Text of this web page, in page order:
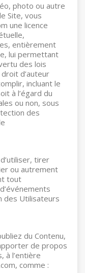
photo ou autre
Site, vous
une licence
entièrement
lui permettant
des lois
d’auteur
incluant le
à l’égard du
ou non, sous
des
tirer
ou autrement
tout
des Utilisateurs
du Contenu,
de propos
à l’entière
comme :